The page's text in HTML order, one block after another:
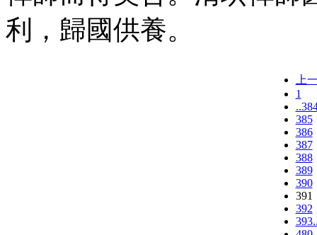
利，歸國供養。
上
1
385
386
387
388
389
390
391
392